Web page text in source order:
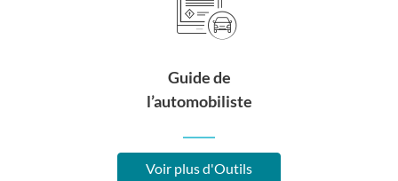
Guide de
l’automobiliste
Voir plus d'Outils